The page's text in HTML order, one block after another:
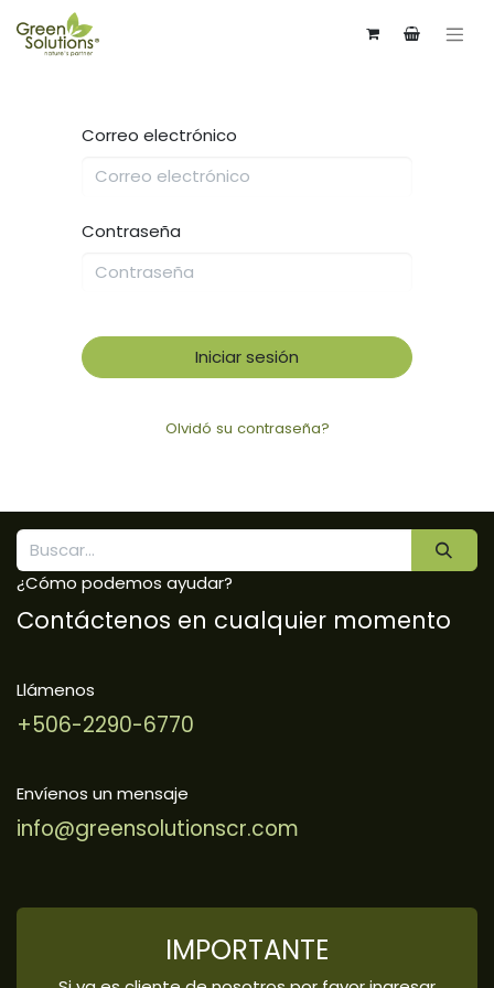
Correo electrónico
Contraseña
Iniciar sesión
Olvidó su contraseña?
¿Cómo podemos ayudar?
Contáctenos en cualquier momento
Llámenos
+506-2290-6770
Envíenos un mensaje
info@greensolutionscr.com
IMPORTANTE